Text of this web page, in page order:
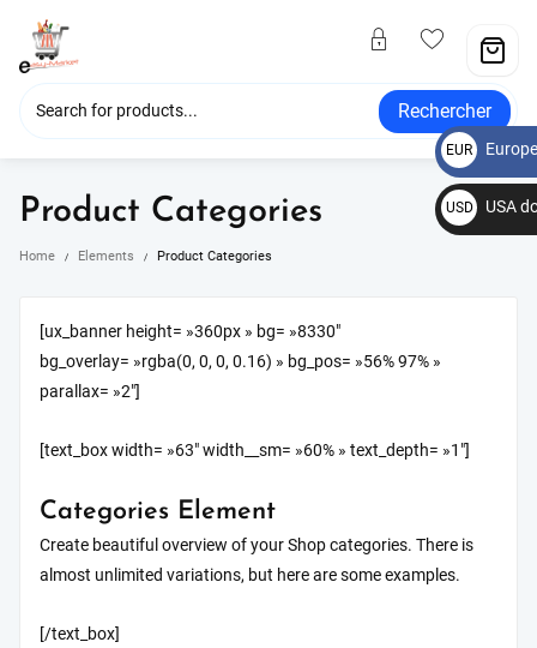
Rechercher
Product Categories
Home Elements Product Categories
[ux_banner height= »360px » bg= »8330″
bg_overlay= »rgba(0, 0, 0, 0.16) » bg_pos= »56% 97% »
parallax= »2″]
[text_box width= »63″ width__sm= »60% » text_depth= »1″]
Categories Element
Create beautiful overview of your Shop categories. There is
almost unlimited variations, but here are some examples.
[/text_box]
EUR
€
USD
$
USA